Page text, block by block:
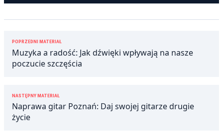
Nawigacja
wpisu
POPRZEDNI MATERIAŁ
Muzyka a radość: Jak dźwięki wpływają na nasze
poczucie szczęścia
NASTĘPNY MATERIAŁ
Naprawa gitar Poznań: Daj swojej gitarze drugie
życie